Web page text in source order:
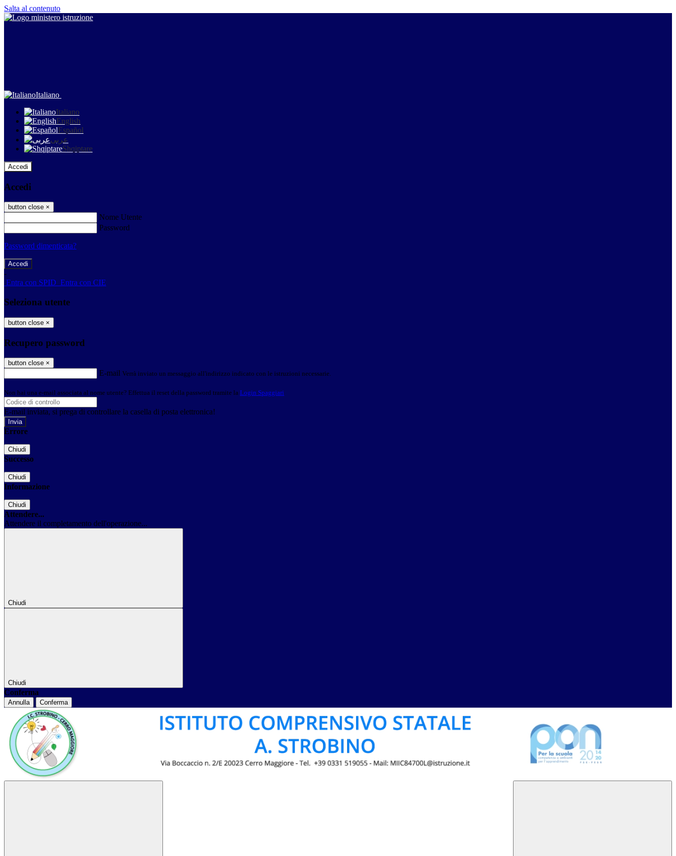
Salta al contenuto
Italiano
Italiano
English
Español
عربى
Shqiptare
Accedi
Accedi
button close ×
Nome Utente
Password
Password dimenticata?
-
Entra con SPID Entra con CIE
Seleziona utente
button close ×
Recupero password
button close ×
E-mail Verrà inviato un messaggio all'indirizzo indicato con le istruzioni necessarie.
Non hai una e-mail associata al nome utente? Effettua il reset della password tramite la Login Spaggiari
E-mail inviata, si prega di controllare la casella di posta elettronica!
Errore
Chiudi
Successo
Chiudi
Informazione
Chiudi
Attendere...
Attendere il completamento dell'operazione...
Chiudi
Chiudi
Conferma
Annulla Conferma